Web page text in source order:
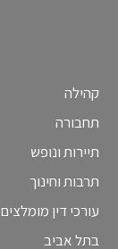
קהילה
תחבורה
תיירות ונופש
תרבות וחינוך
עורכי דין מומלצים
בתל אביב